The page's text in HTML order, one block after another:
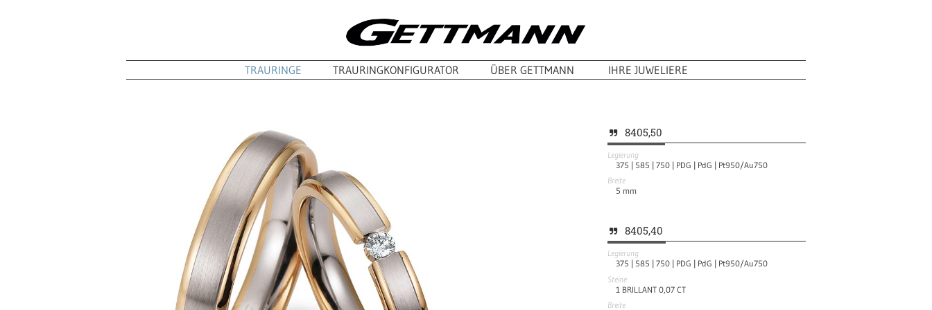
TRAURINGE TRAURINGKONFIGURATOR ÜBER GETTMANN IHRE JUWELIERE
8405,50
Legierung
375 | 585 | 750 | PDG | PdG | Pt950/Au750
Breite
5 mm
8405,40
Legierung
375 | 585 | 750 | PDG | PdG | Pt950/Au750
Steine
1 BRILLANT 0,07 CT
Breite